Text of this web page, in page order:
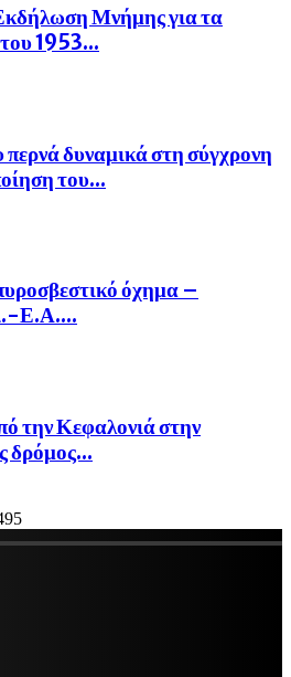
Μνήμης για τα
1953...
δυναμικά στη σύγχρονη
του...
όχημα –
Ε.Α....
την Κεφαλονιά στην
δρόμος...